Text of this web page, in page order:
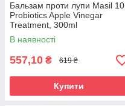
Бальзам проти лупи Masil 10
Probiotics Apple Vinegar
Treatment, 300ml
В наявності
557,10 ₴ 619 ₴
Купити